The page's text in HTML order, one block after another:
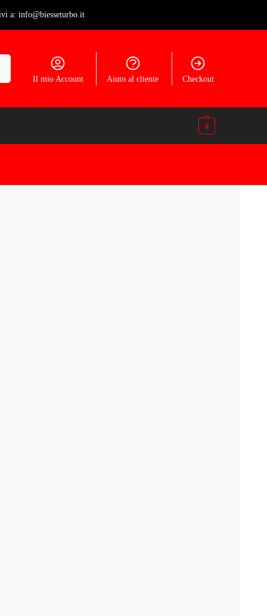
a: info@biesseturbo.it
Il mio Account Aiuto al cliente Checkout
0